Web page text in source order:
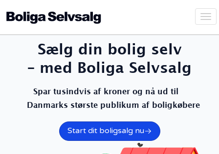
Vis
Sælg din bolig selv
– med Boliga Selvsalg
Spar tusindvis af kroner og nå ud til
Danmarks største publikum af boligkøbere
Start dit boligsalg nu